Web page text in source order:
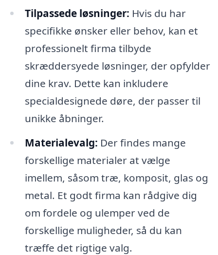
Tilpassede løsninger: Hvis du har
specifikke ønsker eller behov, kan et
professionelt firma tilbyde
skræddersyede løsninger, der opfylder
dine krav. Dette kan inkludere
specialdesignede døre, der passer til
unikke åbninger.
Materialevalg: Der findes mange
forskellige materialer at vælge
imellem, såsom træ, komposit, glas og
metal. Et godt firma kan rådgive dig
om fordele og ulemper ved de
forskellige muligheder, så du kan
træffe det rigtige valg.